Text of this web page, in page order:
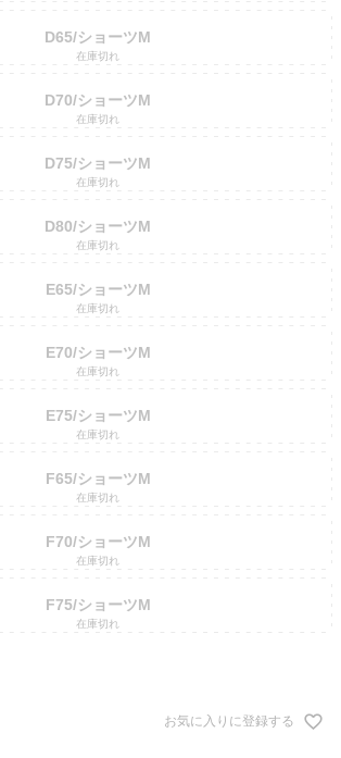
D65/ショーツM
在庫切れ
D70/ショーツM
在庫切れ
D75/ショーツM
在庫切れ
D80/ショーツM
在庫切れ
E65/ショーツM
在庫切れ
E70/ショーツM
在庫切れ
E75/ショーツM
在庫切れ
F65/ショーツM
在庫切れ
F70/ショーツM
在庫切れ
F75/ショーツM
在庫切れ
お気に入りに登録する